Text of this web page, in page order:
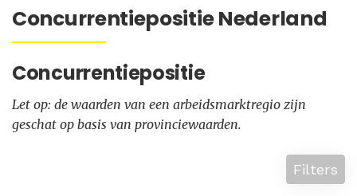
Concurrentiepositie Nederland
Concurrentiepositie
Let op: de waarden van een arbeidsmarktregio zijn
geschat op basis van provinciewaarden.
Filters